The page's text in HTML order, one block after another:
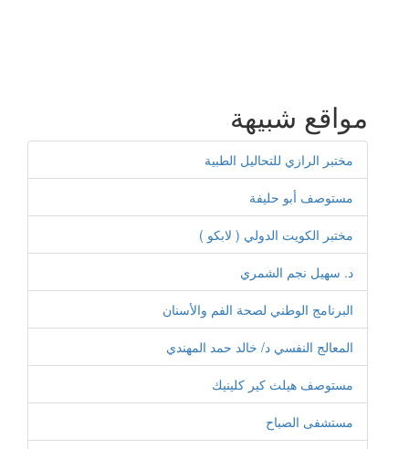
مواقع شبيهة
مختبر الرازي للتحاليل الطبية
مستوصف أبو حليفة
مختبر الكويت الدولي ( لابكو )
د. سهيل نجم الشمري
البرنامج الوطني لصحة الفم والأسنان
المعالج النفسي د/ خالد حمد المهندي
مستوصف هيلث كير كلينيك
مستشفى الصباح